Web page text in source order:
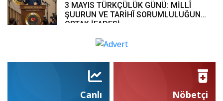
3 MAYIS TÜRKÇÜLÜK GÜNÜ: MİLLÎ
ŞUURUN VE TARİHÎ SORUMLULUĞUN
ORTAK İFADESİ
Canlı
Nöbetçi